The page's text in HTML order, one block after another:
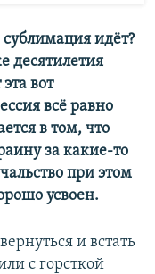
идёт?
десятилетия
вот
всё равно
в том, что
за какие-то
при этом
усвоен.
и встать
с горсткой